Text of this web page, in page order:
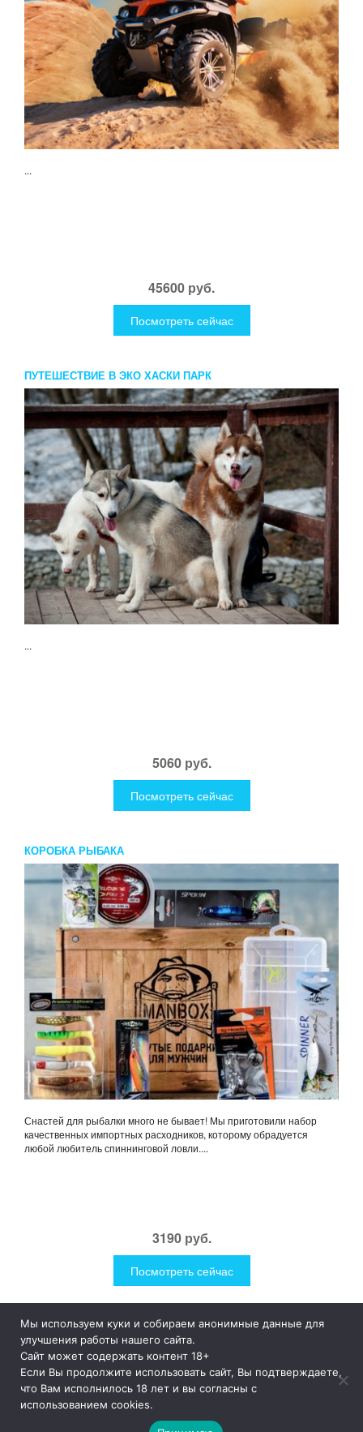
...
45600 руб.
Посмотреть сейчас
ПУТЕШЕСТВИЕ В ЭКО ХАСКИ ПАРК
...
5060 руб.
Посмотреть сейчас
КОРОБКА РЫБАКА
Снастей для рыбалки много не бывает! Мы приготовили набор
качественных импортных расходников, которому обрадуется
любой любитель спиннинговой ловли....
3190 руб.
Посмотреть сейчас
1Like
© 20191Like– это необычные и прикольные подарки для
дома и улицы, интересная посуда, уникальные и необычные
гаджеты, причудливые дизайнерские разработки, а так же
просто оригинальные безделушки.
Мы используем куки и собираем анонимные данные для
улучшения работы нашего сайта.
Сайт может содержать контент 18+
Если Вы продолжите использовать сайт, Вы подтверждаете,
что Вам исполнилось 18 лет и вы согласны с
использованием cookies.